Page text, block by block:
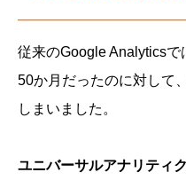
従来のGoogle Analytics
50か月だったのに対して
しまいました。
ユニバーサルアナリティ